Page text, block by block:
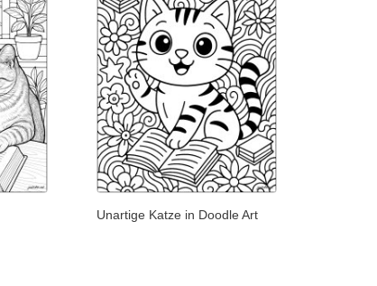
Unartige Katze in Doodle Art